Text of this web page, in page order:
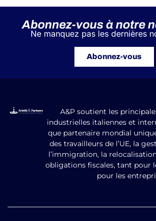
Abonnez-vous à notre
Ne manquez pas les dernières
Abonnez-vous
A&P soutient les
industrielles italiennes et
que partenaire mondial
des travailleurs de l’UE, la
l’immigration, la
obligations fiscales, tant pour
pour les